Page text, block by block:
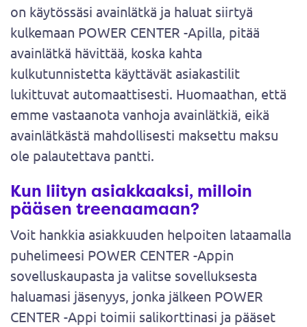
on käytössäsi avainlätkä ja haluat siirtyä
kulkemaan POWER CENTER -Apilla, pitää
avainlätkä hävittää, koska kahta
kulkutunnistetta käyttävät asiakastilit
lukittuvat automaattisesti. Huomaathan, että
emme vastaanota vanhoja avainlätkiä, eikä
avainlätkästä mahdollisesti maksettu maksu
ole palautettava pantti.
Kun liityn asiakkaaksi, milloin
pääsen treenaamaan?
Voit hankkia asiakkuuden helpoiten lataamalla
puhelimeesi POWER CENTER -Appin
sovelluskaupasta ja valitse sovelluksesta
haluamasi jäsenyys, jonka jälkeen POWER
CENTER -Appi toimii salikorttinasi ja pääset